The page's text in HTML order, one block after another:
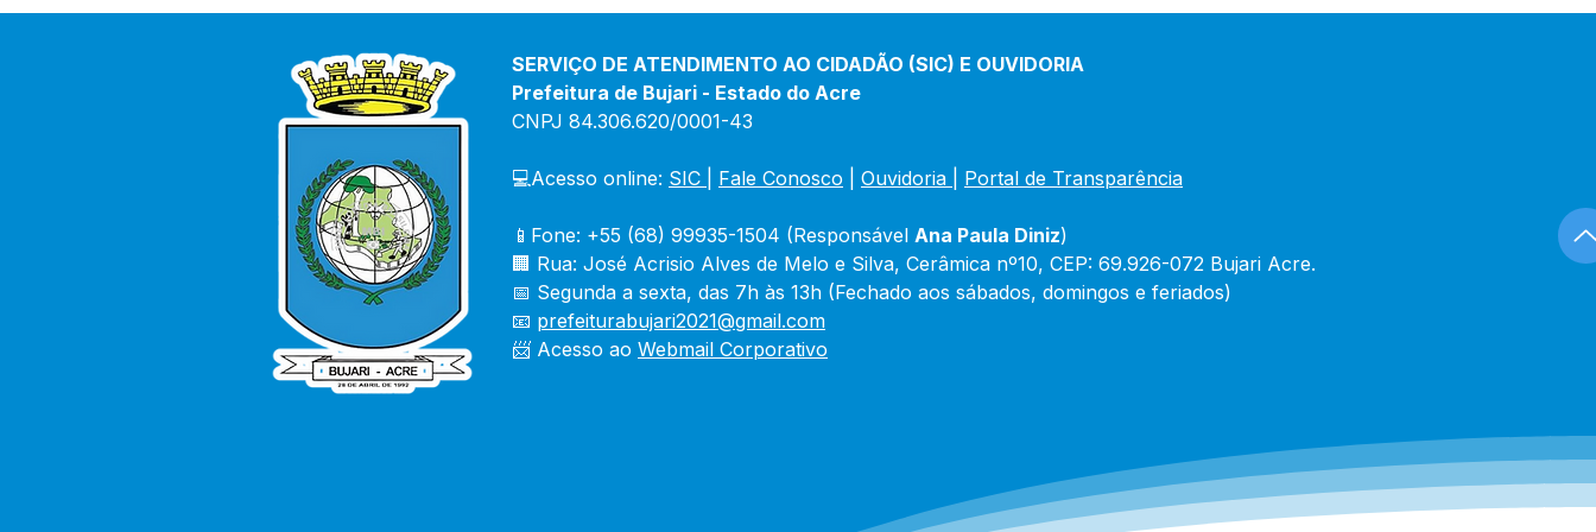
Resgate Cultural
pelo TCE/AC e processo é
arquivado sem a
SERVIÇO DE ATENDIMENTO AO CIDADÃO (SIC) E OUVIDORIA
Prefeitura de Bujari - Estado do Acre
CNPJ 84.306.620/0001-43
💻Acesso online: SIC Fale Conosco Ouvidoria Portal de Transparência
📱Fone: +55 (68) 99935-1504 (Responsável Ana Paula Diniz)
🏢 Rua: José Acrisio Alves de Melo e Silva, Cerâmica nº10, CEP: 69.926-072 Bujari Acre.
📅 Segunda a sexta, das 7h às 13h (Fechado aos sábados, domingos e feriados)
📧 prefeiturabujari2021@gmail.com
📨 Acesso ao Webmail Corporativo